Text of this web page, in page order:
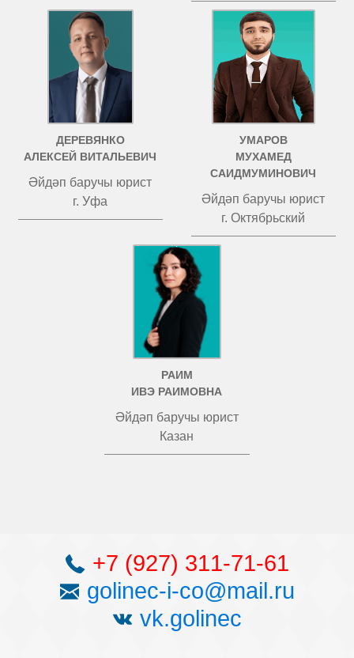
ДЕРЕВЯНКО
АЛЕКСЕЙ ВИТАЛЬЕВИЧ
Әйдәп баручы юрист
г. Уфа
УМАРОВ
МУХАМЕД
САИДМУМИНОВИЧ
Әйдәп баручы юрист
г. Октябрьский
РАИМ
ИВЭ РАИМОВНА
Әйдәп баручы юрист
Казан
+7 (927) 311-71-61
golinec-i-co@mail.ru
vk.golinec